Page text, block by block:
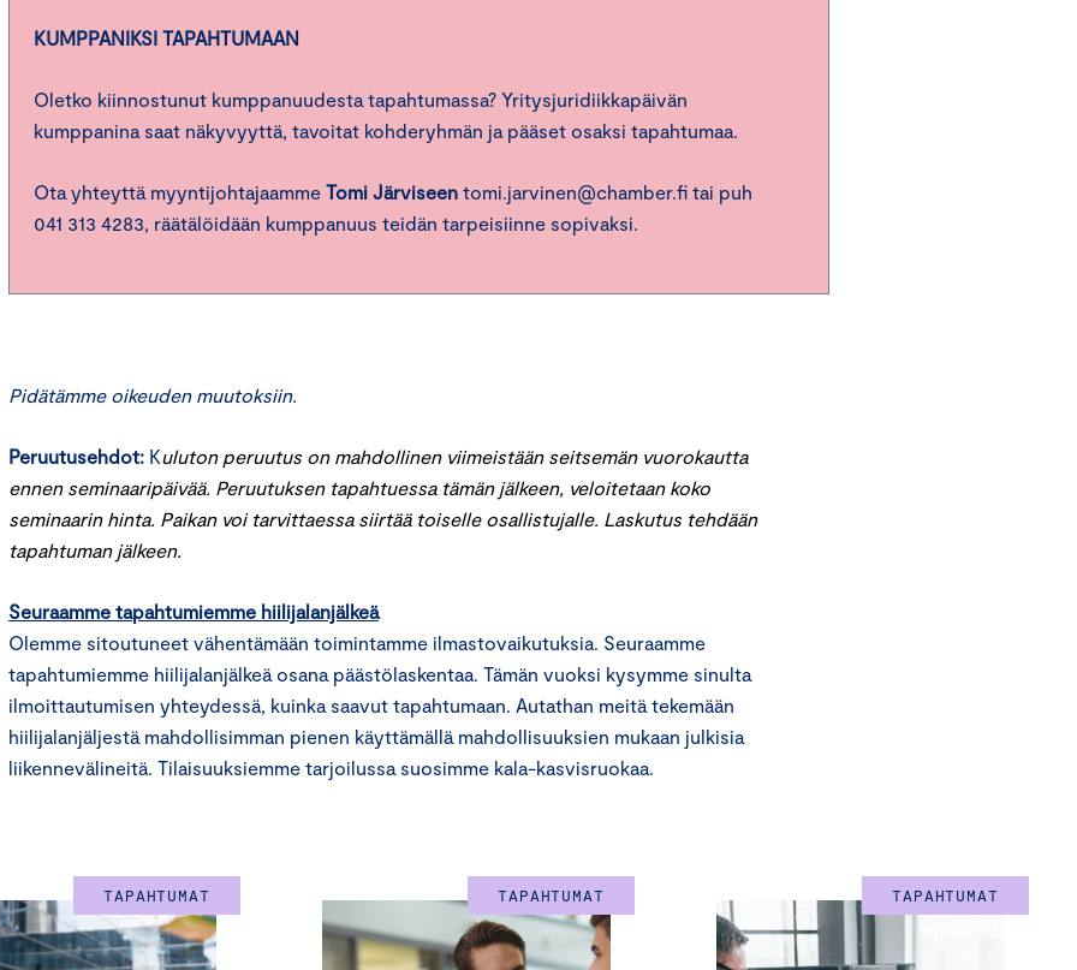
KUMPPANIKSI TAPAHTUMAAN
Oletko kiinnostunut kumppanuudesta tapahtumassa? Yritysjuridiikkapäivän
kumppanina saat näkyvyyttä, tavoitat kohderyhmän ja pääset osaksi tapahtumaa.
Ota yhteyttä myyntijohtajaamme Tomi Järviseen tomi.jarvinen@chamber.fi tai puh
041 313 4283, räätälöidään kumppanuus teidän tarpeisiinne sopivaksi.
Pidätämme oikeuden muutoksiin.
Peruutusehdot: Kuluton peruutus on mahdollinen viimeistään seitsemän vuorokautta
ennen seminaaripäivää. Peruutuksen tapahtuessa tämän jälkeen, veloitetaan koko
seminaarin hinta. Paikan voi tarvittaessa siirtää toiselle osallistujalle. Laskutus tehdään
tapahtuman jälkeen.
Seuraamme tapahtumiemme hiilijalanjälkeä
Olemme sitoutuneet vähentämään toimintamme ilmastovaikutuksia. Seuraamme
tapahtumiemme hiilijalanjälkeä osana päästölaskentaa. Tämän vuoksi kysymme sinulta
ilmoittautumisen yhteydessä, kuinka saavut tapahtumaan. Autathan meitä tekemään
hiilijalanjäljestä mahdollisimman pienen käyttämällä mahdollisuuksien mukaan julkisia
liikennevälineitä. Tilaisuuksiemme tarjoilussa suosimme kala-kasvisruokaa.
TAPAHTUMAT TAPAHTUMAT TAPAHTUMAT